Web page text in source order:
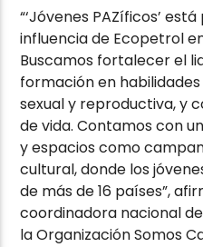
“‘Jóvenes PAZíficos’
influencia de Ecopetrol
Buscamos fortalecer el
formación en
sexual y reproductiva, y
de vida. Contamos con
y espacios como
cultural, donde los
de más de 16 países”,
coordinadora nacional
la Organización Somos